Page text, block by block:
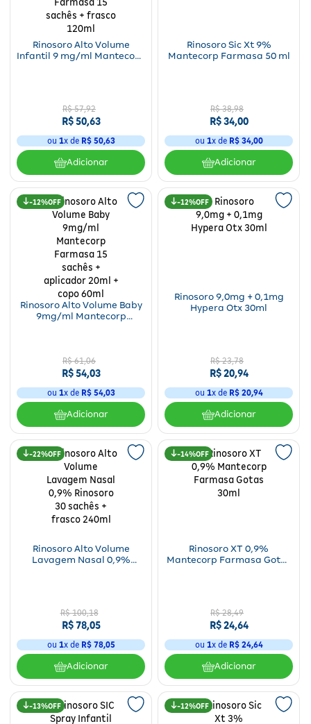
Rinosoro Alto Volume
Infantil 9 mg/ml Mantecorp
R$ 57,92
R$50,63
ou 1x de R$ 50,63
Adicionar
Rinosoro Sic Xt 9%
Mantecorp Farmasa 50 ml
R$ 38,98
R$34,00
ou 1x de R$ 34,00
Adicionar
12%
Rinosoro Alto Volume Baby
9mg/ml Mantecorp
R$ 61,06
R$54,03
ou 1x de R$ 54,03
Adicionar
12%
Rinosoro 9,0mg + 0,1mg
Hypera Otx 30ml
R$ 23,78
R$20,94
ou 1x de R$ 20,94
Adicionar
22%
Rinosoro Alto Volume
Lavagem Nasal 0,9%
R$ 100,18
R$78,05
ou 1x de R$ 78,05
Adicionar
14%
Rinosoro XT 0,9%
Mantecorp Farmasa Gotas
R$ 28,49
R$24,64
ou 1x de R$ 24,64
Adicionar
13% 12%